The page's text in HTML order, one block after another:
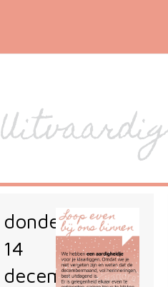
Uitvaardig
donderdag
14
december